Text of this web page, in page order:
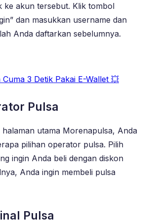
ke akun tersebut. Klik tombol
dan masukkan username dan
Anda daftarkan sebelumnya.
3 Detik Pakai E-Wallet 💥
Pulsa
halaman utama Morenapulsa, Anda
pilihan operator pulsa. Pilih
ingin Anda beli dengan diskon
Anda ingin membeli pulsa
Pulsa